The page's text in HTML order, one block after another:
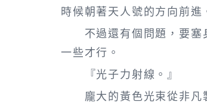
時候朝著天人號的方向前進
不過還有個問題，要塞
一些才行。
『光子力射線。』
龐大的黃色光束從非凡